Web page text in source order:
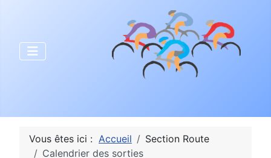
Vous êtes ici : Accueil
Section Route
Calendrier des sorties